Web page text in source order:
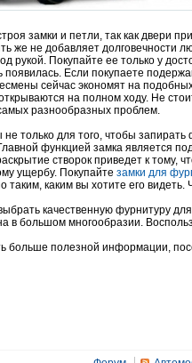
замки и петли, так как двери
же не добавляет долговечности
рукой. Покупайте ее только у
появилась. Если покупаете
сейчас экономят на
на полном ходу. Не
разнообразных проблем.
только для того, чтобы запирать
функцией замка является
створок приведет к тому,
ущербу. Покупайте замки для
таким, каким вы хотите его
качественную фурнитуру
в большом многообразии.
больше полезной информации,